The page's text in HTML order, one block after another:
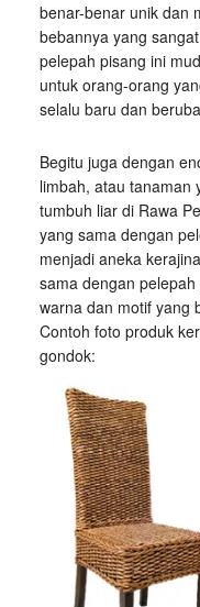
benar-benar unik dan
bebannya yang
pelepah pisang ini
untuk orang-orang
selalu baru dan
Begitu juga dengan
limbah, atau tanaman
tumbuh liar di Rawa
yang sama dengan
menjadi aneka
sama dengan
warna dan motif yang
Contoh foto produk
gondok: